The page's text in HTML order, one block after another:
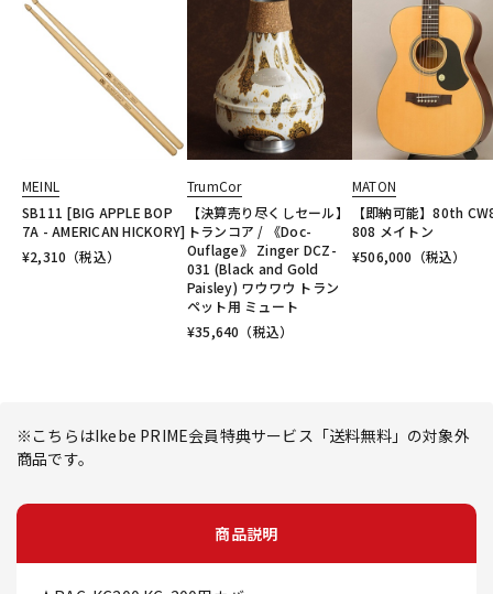
MEINL
SB111 [BIG APPLE BOP
7A - AMERICAN HICKORY]
¥2,310 （税込）
TrumCor
【決算売り尽くしセール】
トランコア / 《Doc-
Ouflage》 Zinger DCZ-
031 (Black and Gold
Paisley) ワウワウ トラン
ペット用 ミュート
¥35,640 （税込）
MATON
【即納可能】80th
808 メイトン
¥506,000 （税込）
※こちらはIkebe PRIME会員特典サービス「送料無料」の対象外
商品です。
商品説明